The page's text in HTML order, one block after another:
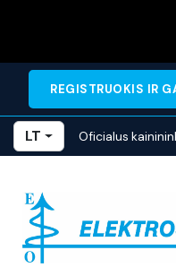
REGISTRUOKIS IR
LT Oficialus